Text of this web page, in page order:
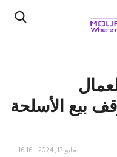
بيع الأسلحة
مايو 13, 2024 - 16:16